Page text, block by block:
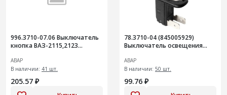
996.3710-07.06 Выключатель
кнопка ВАЗ-2115,2123
АВАР
В наличии: 41 шт.
205.57 ₽
78.3710-04 (845005929)
Выключатель освещения
открывании дверей, кап ВАЗ
2170
АВАР
В наличии: 50 шт.
99.76 ₽